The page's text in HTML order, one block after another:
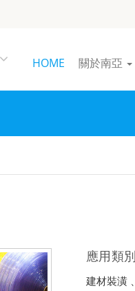
HOME 關於南亞
應用類
建材裝潢